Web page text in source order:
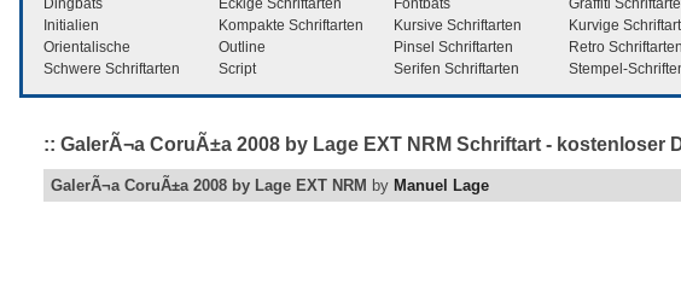
Initialien
Kompakte Schriftarten Kursive Schriftarten Kurvige
Orientalische
Outline Pinsel Schriftarten Retro Schriftarten
Schwere Schriftarten
Script Serifen Schriftarten Stempel-
:: GalerÃ¬a CoruÃ±a 2008 by Lage EXT NRM Schriftart -
GalerÃ¬a CoruÃ±a 2008 by Lage EXT NRM by Manuel Lage